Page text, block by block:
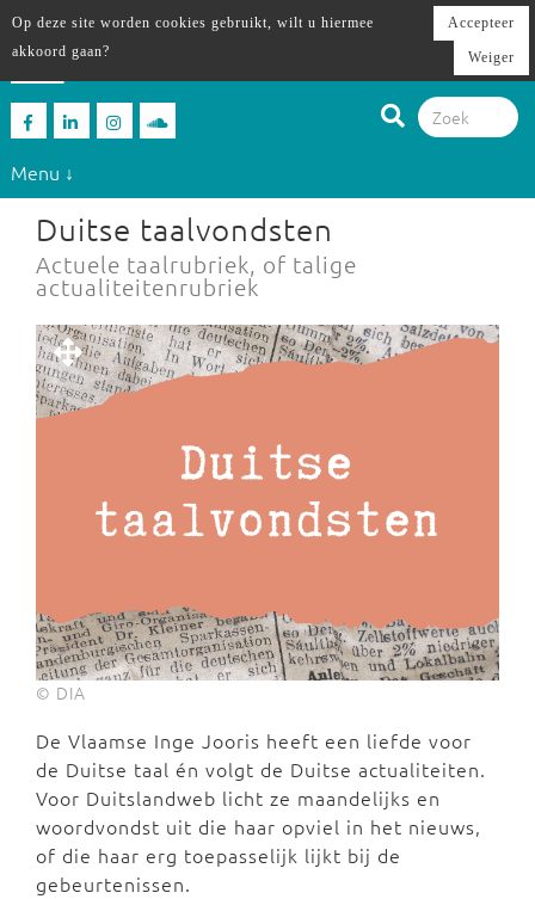
Menu ↓
Duitse taalvondsten
Actuele taalrubriek, of talige
actualiteitenrubriek
© DIA
De Vlaamse Inge Jooris heeft een liefde voor
de Duitse taal én volgt de Duitse actualiteiten.
Voor Duitslandweb licht ze maandelijks en
woordvondst uit die haar opviel in het nieuws,
of die haar erg toepasselijk lijkt bij de
gebeurtenissen.
Op deze site worden cookies gebruikt, wilt u hiermee
akkoord gaan?
Accepteer
Weiger